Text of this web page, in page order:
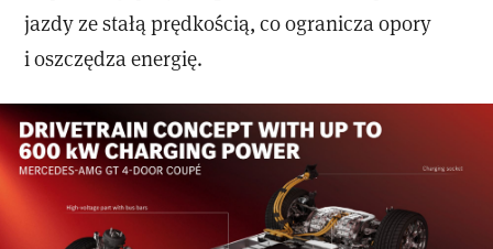
jazdy ze stałą prędkością, co ogranicza opory
i oszczędza energię.